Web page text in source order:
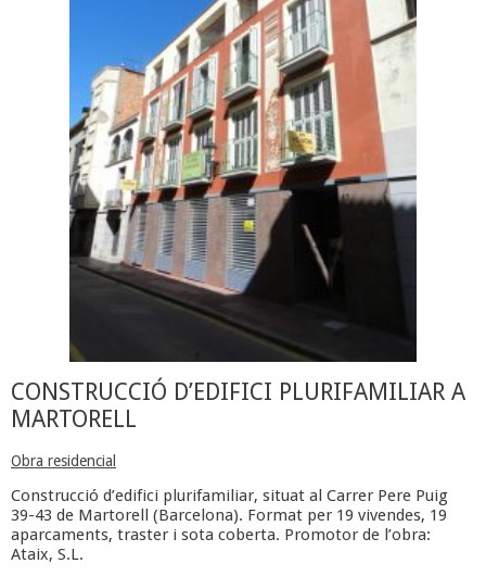
CONSTRUCCIÓ D’EDIFICI PLURIFAMILIAR A
MARTORELL
Obra residencial
Construcció d’edifici plurifamiliar, situat al Carrer Pere Puig
39-43 de Martorell (Barcelona). Format per 19 vivendes, 19
aparcaments, traster i sota coberta. Promotor de l’obra:
Ataix, S.L.